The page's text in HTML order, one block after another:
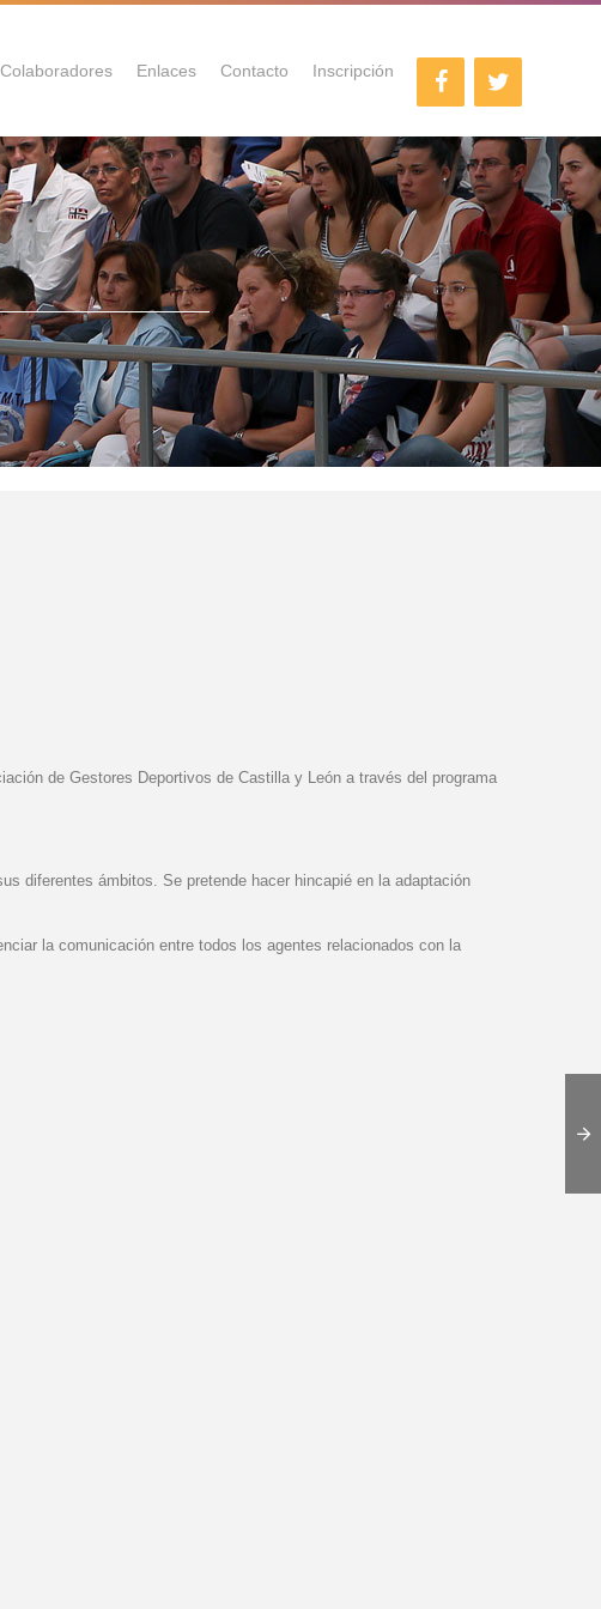
Colaboradores Enlaces Contacto Inscripción
de Gestores Deportivos de Castilla y León a través del programa
diferentes ámbitos. Se pretende hacer hincapié en la adaptación
la comunicación entre todos los agentes relacionados con la